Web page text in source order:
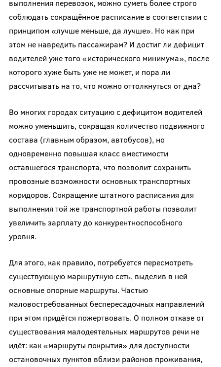
выполнения перевозок, можно суметь более строго
соблюдать сокращённое расписание в соответствии с
принципом «лучше меньше, да лучше». Но как при
этом не навредить пассажирам? И достиг ли дефицит
водителей уже того «исторического минимума», после
которого хуже быть уже не может, и пора ли
рассчитывать на то, что можно оттолкнуться от дна?
Во многих городах ситуацию с дефицитом водителей
можно уменьшить, сокращая количество подвижного
состава (главным образом, автобусов), но
одновременно повышая класс вместимости
оставшегося транспорта, что позволит сохранить
провозные возможности основных транспортных
коридоров. Сокращение штатного расписания для
выполнения той же транспортной работы позволит
увеличить зарплату до конкурентноспособного
уровня.
Для этого, как правило, потребуется пересмотреть
существующую маршрутную сеть, выделив в ней
основные опорные маршруты. Частью
маловостребованных беспересадочных направлений
при этом придётся пожертвовать. О полном отказе от
существования малодеятельных маршрутов речи не
идёт: как «маршруты покрытия» для доступности
остановочных пунктов вблизи районов проживания,